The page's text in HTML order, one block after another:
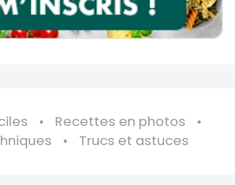
Recettes en photos
Trucs et astuces